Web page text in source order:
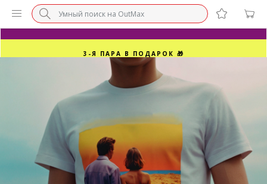
БЕЗ НАЦЕНКИ МАРКЕТПЛЕЙСОВ ⚡ ВАШ РАЗМЕР
ПОСЛЕДНИЕ РАЗМЕРЫ ОТ 1500₽⚡️